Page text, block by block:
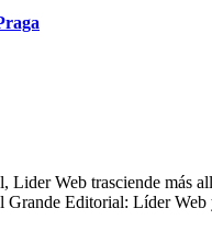
Web trasciende más
Grande Editorial: Líder